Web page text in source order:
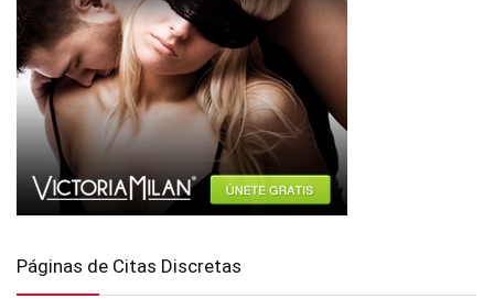
Páginas de Citas Discretas